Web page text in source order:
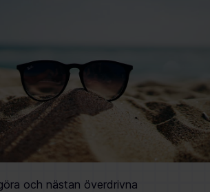
och nästan överdrivna